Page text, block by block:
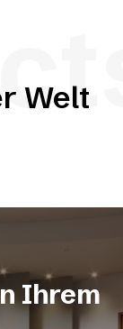
Welt
Ihrem